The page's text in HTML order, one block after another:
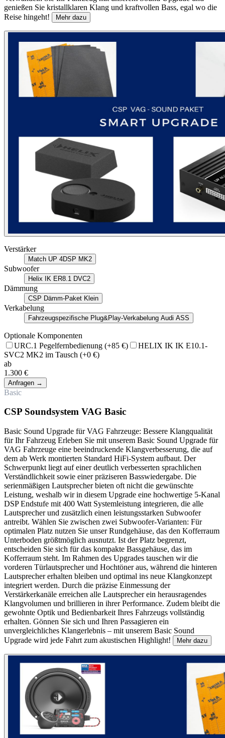
genießen Sie kristallklaren Klang und kraftvollen Bass, egal wo die
Reise hingeht!
Mehr dazu
Verstärker
Match UP 4DSP MK2
Subwoofer
Helix IK ER8.1 DVC2
Dämmung
CSP Dämm-Paket Klein
Verkabelung
Fahrzeugspezifische Plug&Play-Verkabelung Audi ASS
Optionale Komponenten
URC.1 Pegelfernbedienung (+85 €)
HELIX IK IK E10.1-
SVC2 MK2 im Tausch (+0 €)
ab
1.300 €
Anfragen →
Basic
CSP Soundsystem VAG Basic
Basic Sound Upgrade für VAG Fahrzeuge: Bessere Klangqualität
für Ihr Fahrzeug Erleben Sie mit unserem Basic Sound Upgrade für
VAG Fahrzeuge eine beeindruckende Klangverbesserung, die auf
dem ab Werk montierten Standard HiFi-System aufbaut. Der
Schwerpunkt liegt auf einer deutlich verbesserten sprachlichen
Verständlichkeit sowie einer präziseren Basswiedergabe. Die
serienmäßigen Lautsprecher bieten oft nicht die gewünschte
Leistung, weshalb wir in diesem Upgrade eine hochwertige 5-Kanal
DSP Endstufe mit 400 Watt Systemleistung integrieren, die alle
Lautsprecher und zusätzlich einen leistungsstarken Subwoofer
antreibt. Wählen Sie zwischen zwei Subwoofer-Varianten: Für
optimalen Platz nutzen Sie unser Rundgehäuse, das den Kofferraum
Unterboden größtmöglich ausnutzt. Ist der Platz begrenzt,
entscheiden Sie sich für das kompakte Bassgehäuse, das im
Kofferraum steht. Im Rahmen des Upgrades tauschen wir die
vorderen Türlautsprecher und Hochtöner aus, während die hinteren
Lautsprecher erhalten bleiben und optimal ins neue Klangkonzept
integriert werden. Durch die präzise Einmessung der
Verstärkerkanäle erreichen alle Lautsprecher ein herausragendes
Klangvolumen und brillieren in ihrer Performance. Zudem bleibt die
gewohnte Optik und Bedienbarkeit Ihres Fahrzeugs vollständig
erhalten. Gönnen Sie sich und Ihren Passagieren ein
unvergleichliches Klangerlebnis – mit unserem Basic Sound
Upgrade wird jede Fahrt zum akustischen Highlight!
Mehr dazu